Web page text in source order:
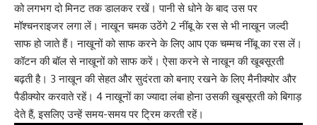
को लगभग दो मिनट तक डालकर रखें। पानी से धोने के बाद उस पर
मॉश्चनराइजर लगा लें। नाखून चमक उठेंगे 2 नींबू के रस से भी नाखून जल्दी
साफ हो जाते हैं। नाखूनों को साफ करने के लिए आप एक चम्मच नींबू का रस लें।
कॉटन की बॉल से नाखूनों को साफ करें। ऐसा करने से नाखून की खूबसूरती
बढ़ती है। 3 नाखून की सेहत और सुदंरता को बनाए रखने के लिए मैनीक्योर और
पैडीक्योर करवाते रहें। 4 नाखूनों का ज्यादा लंबा होना उसकी खूबसूरती को बिगाड़
देते हैं, इसलिए उन्हें समय-समय पर ट्रिम करती रहें।